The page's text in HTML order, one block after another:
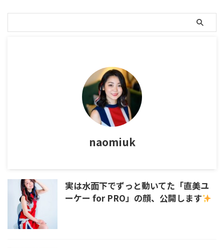
naomiuk
実は水面下でずっと動いてた「直美ユ
ーケー for PRO」の顔、公開します